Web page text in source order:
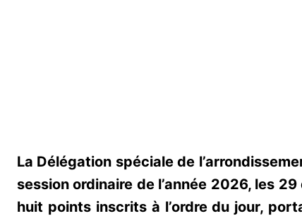
La Délégation spéciale de
session ordinaire de l’année 2026, les
huit points inscrits à l’ordre du jour,